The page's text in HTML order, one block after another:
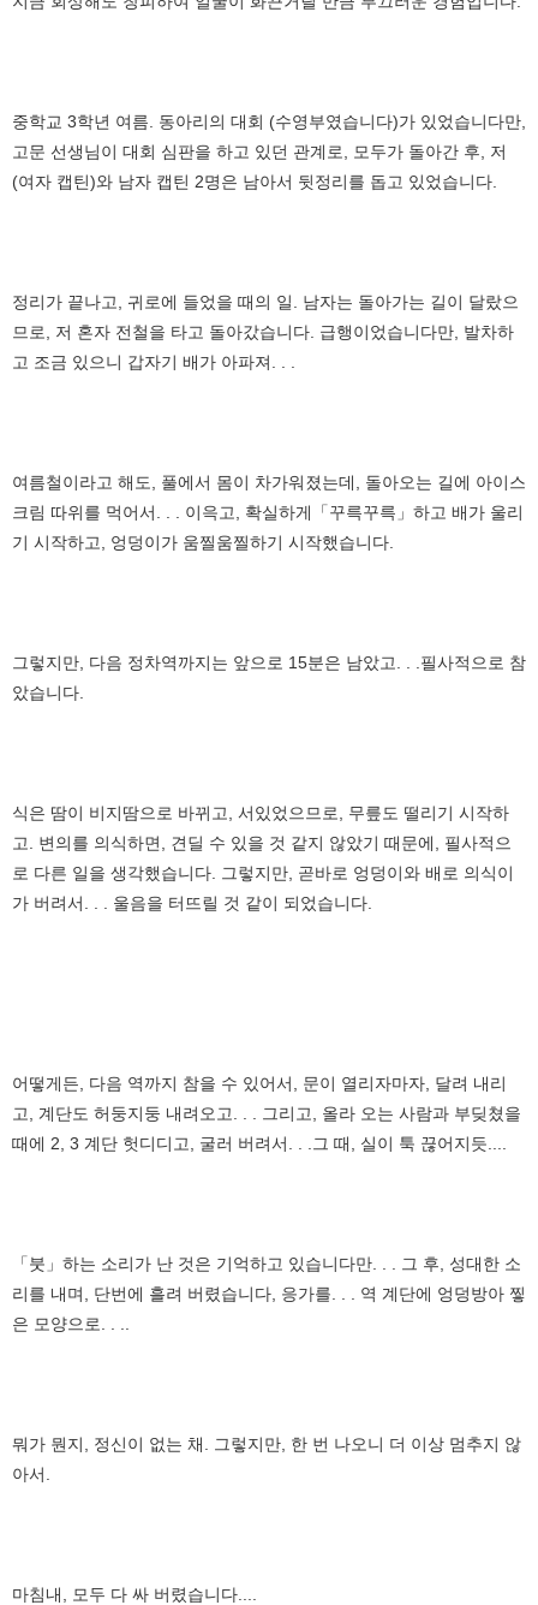
중학교 3학년 여름. 동아리의 대회 (수영부였습니다)가 있었습니다만,
고문 선생님이 대회 심판을 하고 있던 관계로, 모두가 돌아간 후, 저
(여자 캡틴)와 남자 캡틴 2명은 남아서 뒷정리를 돕고 있었습니다.
정리가 끝나고, 귀로에 들었을 때의 일. 남자는 돌아가는 길이 달랐으
므로, 저 혼자 전철을 타고 돌아갔습니다. 급행이었습니다만, 발차하
고 조금 있으니 갑자기 배가 아파져. . .
여름철이라고 해도, 풀에서 몸이 차가워졌는데, 돌아오는 길에 아이스
크림 따위를 먹어서. . . 이윽고, 확실하게「꾸륵꾸륵」하고 배가 울리
기 시작하고, 엉덩이가 움찔움찔하기 시작했습니다.
그렇지만, 다음 정차역까지는 앞으로 15분은 남았고. . .필사적으로 참
았습니다.
식은 땀이 비지땀으로 바뀌고, 서있었으므로, 무릎도 떨리기 시작하
고. 변의를 의식하면, 견딜 수 있을 것 같지 않았기 때문에, 필사적으
로 다른 일을 생각했습니다. 그렇지만, 곧바로 엉덩이와 배로 의식이
가 버려서. . . 울음을 터뜨릴 것 같이 되었습니다.
어떻게든, 다음 역까지 참을 수 있어서, 문이 열리자마자, 달려 내리
고, 계단도 허둥지둥 내려오고. . . 그리고, 올라 오는 사람과 부딪쳤을
때에 2, 3 계단 헛디디고, 굴러 버려서. . .그 때, 실이 툭 끊어지듯....
「붓」하는 소리가 난 것은 기억하고 있습니다만. . . 그 후, 성대한 소
리를 내며, 단번에 흘려 버렸습니다, 응가를. . . 역 계단에 엉덩방아 찧
은 모양으로. . ..
뭐가 뭔지, 정신이 없는 채. 그렇지만, 한 번 나오니 더 이상 멈추지 않
아서.
마침내, 모두 다 싸 버렸습니다....